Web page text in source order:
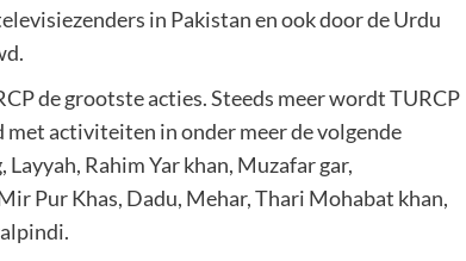
in Pakistan en ook door de Urdu
de grootste acties. Steeds meer wordt TURCP
activiteiten in onder meer de volgende
Rahim Yar khan, Muzafar gar,
Pur Khas, Dadu, Mehar, Thari Mohabat khan,